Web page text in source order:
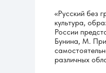
«Русский без
культура,
России
Бунина, М.
различных